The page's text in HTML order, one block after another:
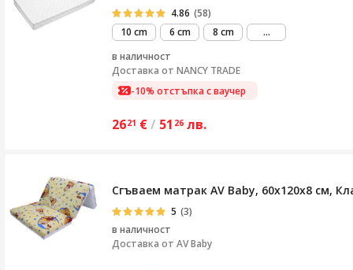
4.86 (58)
10 cm
6 cm 8 cm ...виж
в наличност
Доставка от NANCY TRADE
-10% отстъпка с ваучер
2621 €/ 51 26 лв.
Сгъваем матрак AV Baby, 60х120х8 см,
5 (3)
в наличност
Доставка от AV Baby